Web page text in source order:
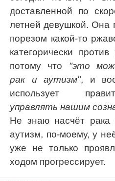
доставленной по
летней девушкой. Она
порезом какой-то
категорически
потому что "это
рак и аутизм", и
использует
управлять нашим
Не знаю насчёт рака
аутизм, по-моему, у
уже не только
ходом прогрессирует.